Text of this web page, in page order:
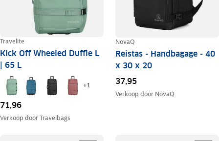
Travelite
Kick Off Wheeled Duffle L
| 65 L
+1
71,96
Verkoop doorTravelbags
NovaQ
Reistas - Handbagage - 40
x 30 x 20
37,95
Verkoop door NovaQ